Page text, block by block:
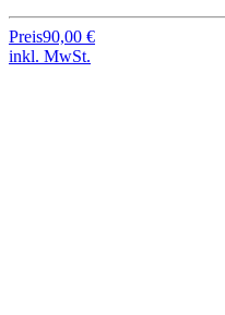
Preis90,00 €
inkl. MwSt.